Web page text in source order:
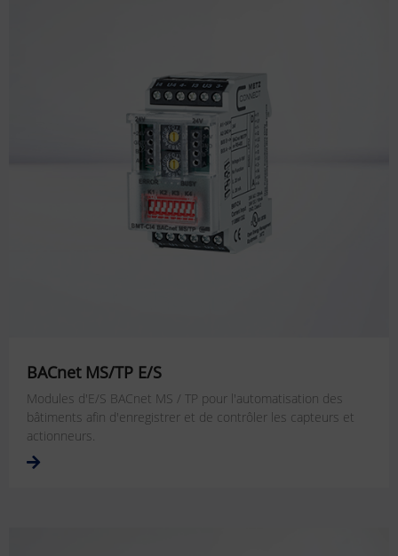
BACnet MS/TP E/S
Modules d'E/S BACnet MS / TP pour l'automatisation des
bâtiments afin d'enregistrer et de contrôler les capteurs et
actionneurs.